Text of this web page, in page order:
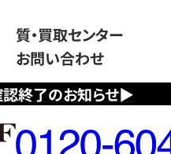
終了のお知らせ▶
質・買取センター
お問い合わせ
フ
リ
ー